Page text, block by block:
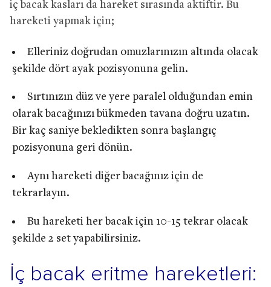
iç bacak kasları da hareket sırasında aktiftir. Bu
hareketi yapmak için;
Elleriniz doğrudan omuzlarınızın altında olacak
şekilde dört ayak pozisyonuna gelin.
Sırtınızın düz ve yere paralel olduğundan emin
olarak bacağınızı bükmeden tavana doğru uzatın.
Bir kaç saniye bekledikten sonra başlangıç ​​
pozisyonuna geri dönün.
Aynı hareketi diğer bacağınız için de
tekrarlayın.
Bu hareketi her bacak için 10-15 tekrar olacak
şekilde 2 set yapabilirsiniz.
İç bacak eritme hareketleri: